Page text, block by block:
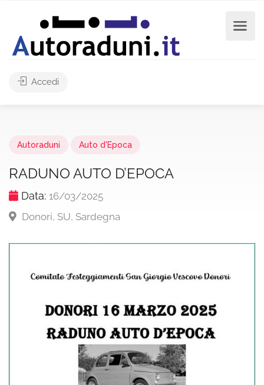
Accedi
Autoraduni Auto d'Epoca
RADUNO AUTO D’EPOCA
Data: 16/03/2025
Donori, SU, Sardegna